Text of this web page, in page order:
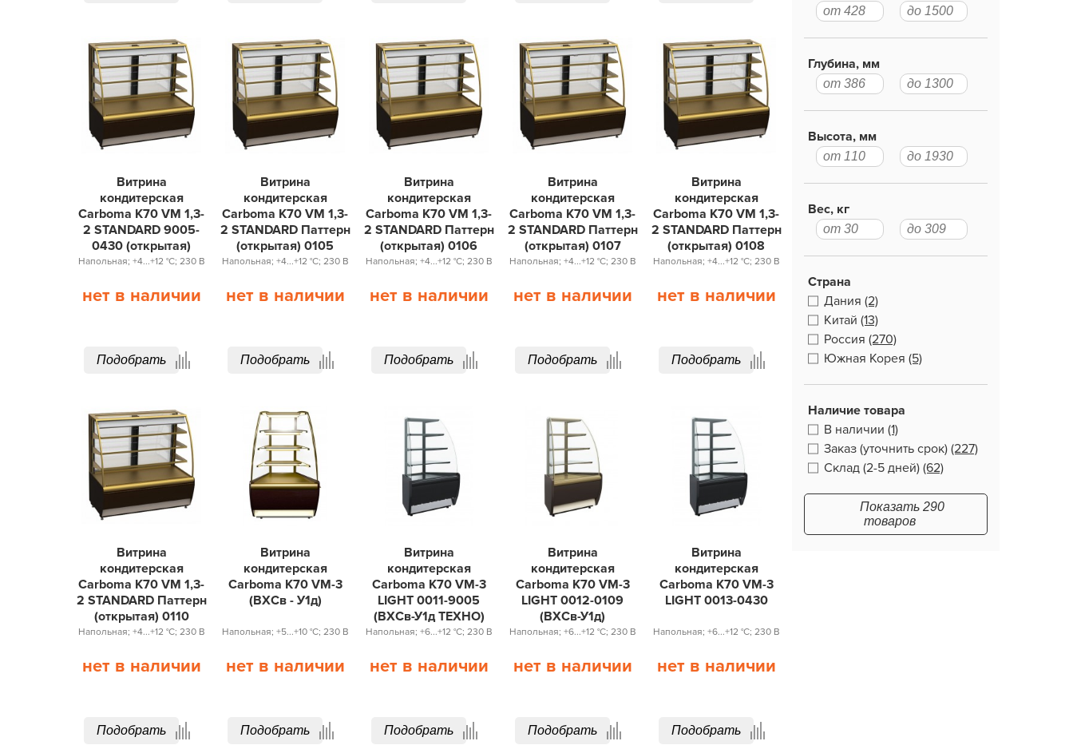
Глубина, мм
Высота, мм
Вес, кг
Страна
Дания (2)
Китай (13)
Россия (270)
Южная Корея (5)
Наличие товара
В наличии (1)
Заказ (уточнить срок) (227)
Склад (2-5 дней) (62)
Показать 290
товаров
Витрина
кондитерская
Carboma K70 VM 1,3-
2 STANDARD 9005-
0430 (открытая)
Напольная; +4...+12 °С; 230 В
нет в наличии
Подобрать
Витрина
кондитерская
Carboma K70 VM 1,3-
2 STANDARD Паттерн
(открытая) 0105
Напольная; +4...+12 °С; 230 В
нет в наличии
Подобрать
Витрина
кондитерская
Carboma K70 VM 1,3-
2 STANDARD Паттерн
(открытая) 0106
Напольная; +4...+12 °С; 230 В
нет в наличии
Подобрать
Витрина
кондитерская
Carboma K70 VM 1,3-
2 STANDARD Паттерн
(открытая) 0107
Напольная; +4...+12 °С; 230 В
нет в наличии
Подобрать
Витрина
кондитерская
Carboma K70 VM 1,3-
2 STANDARD Паттерн
(открытая) 0108
Напольная; +4...+12 °С; 230 В
нет в наличии
Подобрать
Витрина
кондитерская
Carboma K70 VM 1,3-
2 STANDARD Паттерн
(открытая) 0110
Напольная; +4...+12 °С; 230 В
нет в наличии
Подобрать
Витрина
кондитерская
Carboma K70 VM-3
(ВХСв - У1д)
Напольная; +5...+10 °С; 230 В
нет в наличии
Подобрать
Витрина
кондитерская
Carboma K70 VM-3
LIGHT 0011-9005
(ВХСв-У1д ТЕХНО)
Напольная; +6...+12 °С; 230 В
нет в наличии
Подобрать
Витрина
кондитерская
Carboma K70 VM-3
LIGHT 0012-0109
(ВХСв-У1д)
Напольная; +6...+12 °С; 230 В
нет в наличии
Подобрать
Витрина
кондитерская
Carboma K70 VM-3
LIGHT 0013-0430
Напольная; +6...+12 °С; 230 В
нет в наличии
Подобрать